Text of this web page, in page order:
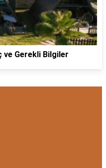
ve Gerekli Bilgiler